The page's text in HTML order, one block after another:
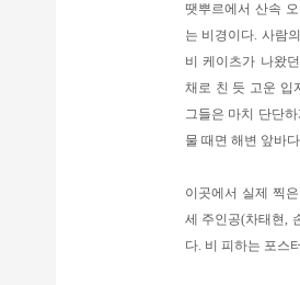
땟뿌르에서 산속
는 비경이다. 사람
비 케이츠가 나왔
채로 친 듯 고운 입
그들은 마치 단단
물 때면 해변 앞바
이곳에서 실제 찍
세 주인공(차태현,
다. 비 피하는 포스